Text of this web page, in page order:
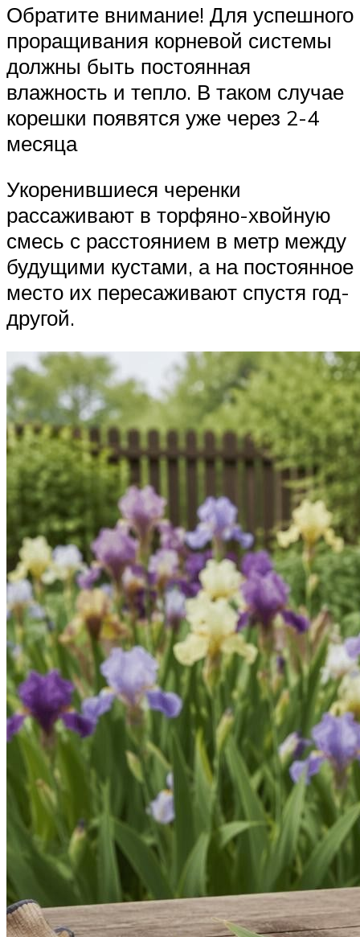
Обратите внимание! Для успешного
проращивания корневой системы
должны быть постоянная
влажность и тепло. В таком случае
корешки появятся уже через 2-4
месяца
Укоренившиеся черенки
рассаживают в торфяно-хвойную
смесь с расстоянием в метр между
будущими кустами, а на постоянное
место их пересаживают спустя год-
другой.